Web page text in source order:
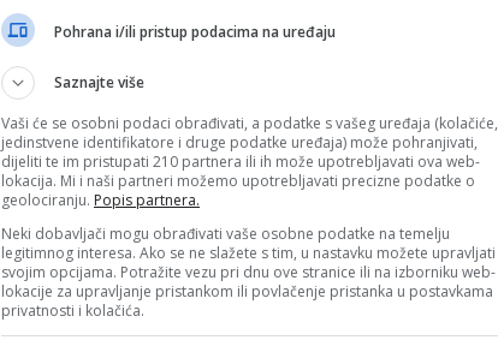
Pohrana i/ili pristup podacima na uređaju
Saznajte više
Vaši će se osobni podaci obrađivati, a podatke s vašeg uređaja (kolačiće,
jedinstvene identifikatore i druge podatke uređaja) može pohranjivati,
dijeliti te im pristupati 210 partnera ili ih može upotrebljavati ova web-
lokacija. Mi i naši partneri možemo upotrebljavati precizne podatke o
geolociranju. Popis partnera.
Neki dobavljači mogu obrađivati vaše osobne podatke na temelju
legitimnog interesa. Ako se ne slažete s tim, u nastavku možete upravljati
svojim opcijama. Potražite vezu pri dnu ove stranice ili na izborniku web-
lokacije za upravljanje pristankom ili povlačenje pristanka u postavkama
privatnosti i kolačića.